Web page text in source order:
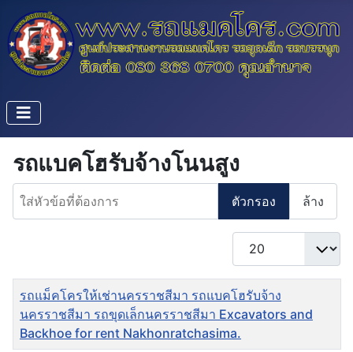
รถแบคโฮรับจ้างโนนสูง
ใส่หัวข้อที่ต้องการ
ตัวกรอง ล้าง
แสดง #
ชื่อ
รถแม็คโครให้เช่านครราชสีมา รถแบคโฮรับจ้าง
นครราชสีมา รถขุดเล็กนครราชสีมา Excavators and
Backhoe for rent Nakhonratchasima.